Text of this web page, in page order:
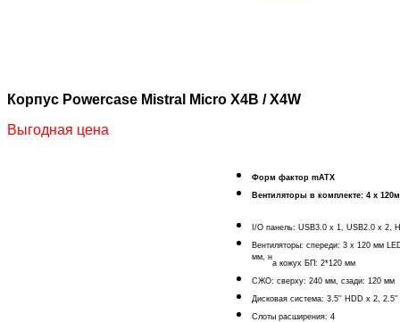
Корпус Powercase Mistral Micro X4B / X4W
Выгодная цена
Форм фактор mATX
Вентиляторы в комплекте: 4 х
I/O панель: USB3.0 x 1, USB2.0 x 2,
Вентиляторы: спереди: 3 x 120 мм
мм, на кожух БП: 2*120 мм
СЖО: сверху: 240 мм, сзади: 120 мм
Дисковая система: 3.5'' HDD x 2,
Слоты расширения: 4